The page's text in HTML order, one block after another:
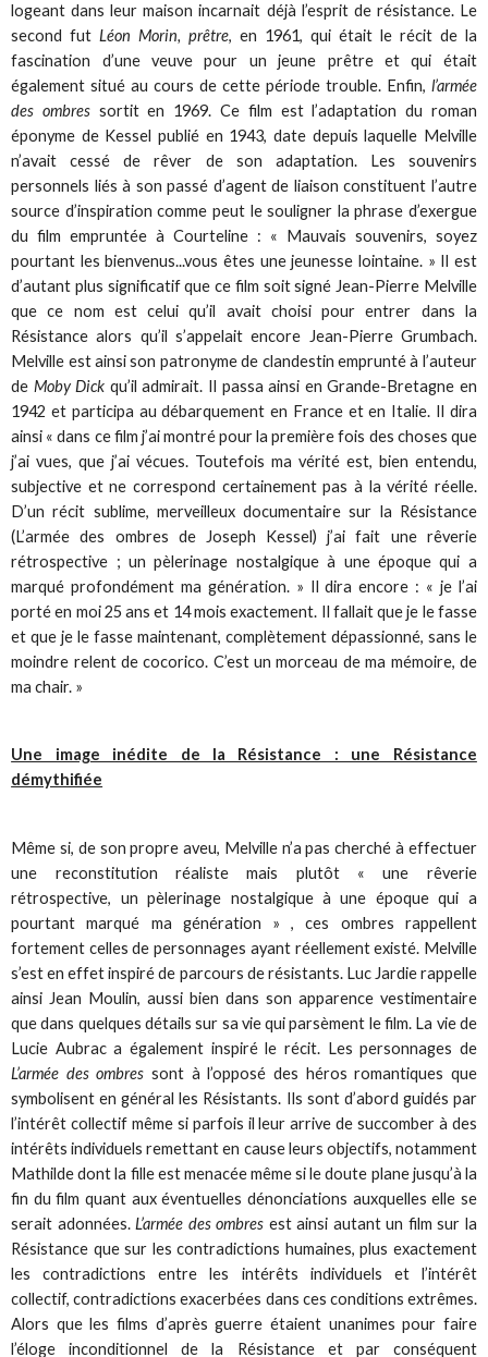
logeant dans leur maison incarnait déjà l’esprit de résistance. Le
second futLéon Morin, prêtre, en 1961, qui était le récit de la
fascination d’une veuve pour un jeune prêtre et qui était
également situé au cours de cette période trouble. Enfin, l’armée
des ombressortit en 1969. Ce film est l’adaptation du roman
éponyme de Kessel publié en 1943, date depuis laquelle Melville
n’avait cessé de rêver de son adaptation. Les souvenirs
personnels liés à son passé d’agent de liaison constituent l’autre
source d’inspiration comme peut le souligner la phrase d’exergue
du film empruntée à Courteline : « Mauvais souvenirs, soyez
pourtant les bienvenus...vous êtes une jeunesse lointaine. » Il est
d’autant plus significatif que ce film soit signé Jean-Pierre Melville
que ce nom est celui qu’il avait choisi pour entrer dans la
Résistance alors qu’il s’appelait encore Jean-Pierre Grumbach.
Melville est ainsi son patronyme de clandestin emprunté à l’auteur
de Moby Dick qu’il admirait. Il passa ainsi en Grande-Bretagne en
1942 et participa au débarquement en France et en Italie. Il dira
ainsi « dans ce film j’ai montré pour la première fois des choses que
j’ai vues, que j’ai vécues. Toutefois ma vérité est, bien entendu,
subjective et ne correspond certainement pas à la vérité réelle.
D’un récit sublime, merveilleux documentaire sur la Résistance
(L’armée des ombres de Joseph Kessel) j’ai fait une rêverie
rétrospective ; un pèlerinage nostalgique à une époque qui a
marqué profondément ma génération. » Il dira encore : « je l’ai
porté en moi 25 ans et 14 mois exactement. Il fallait que je le fasse
et que je le fasse maintenant, complètement dépassionné, sans le
moindre relent de cocorico. C’est un morceau de ma mémoire, de
ma chair. »
Une image inédite de la Résistance : une Résistance
démythifiée
Même si, de son propre aveu, Melville n’a pas cherché à effectuer
une reconstitution réaliste mais plutôt « une rêverie
rétrospective, un pèlerinage nostalgique à une époque qui a
pourtant marqué ma génération » , ces ombres rappellent
fortement celles de personnages ayant réellement existé. Melville
s’est en effet inspiré de parcours de résistants. Luc Jardie rappelle
ainsi Jean Moulin, aussi bien dans son apparence vestimentaire
que dans quelques détails sur sa vie qui parsèment le film. La vie de
Lucie Aubrac a également inspiré le récit. Les personnages de
L’armée des ombres sont à l’opposé des héros romantiques que
symbolisent en général les Résistants. Ils sont d’abord guidés par
l’intérêt collectif même si parfois il leur arrive de succomber à des
intérêts individuels remettant en cause leurs objectifs, notamment
Mathilde dont la fille est menacée même si le doute plane jusqu’à la
fin du film quant aux éventuelles dénonciations auxquelles elle se
serait adonnées.L’armée des ombres est ainsi autant un film sur la
Résistance que sur les contradictions humaines, plus exactement
les contradictions entre les intérêts individuels et l’intérêt
collectif, contradictions exacerbées dans ces conditions extrêmes.
Alors que les films d’après guerre étaient unanimes pour faire
l’éloge inconditionnel de la Résistance et par conséquent